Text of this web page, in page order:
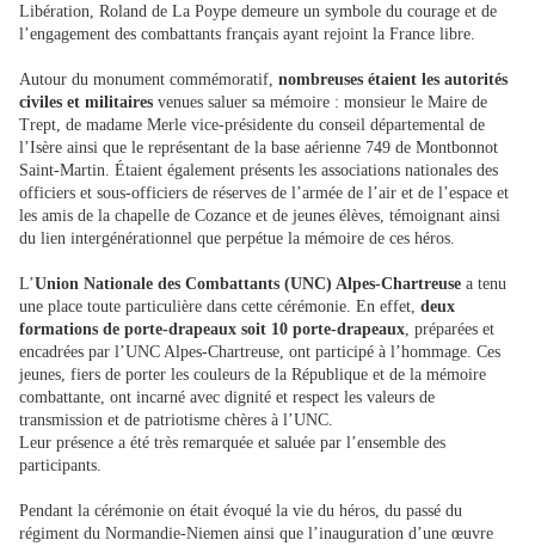
Libération, Roland de La Poype demeure un symbole du courage et de
l’engagement des combattants français ayant rejoint la France libre.
Autour du monument commémoratif, nombreuses étaient les autorités
civiles et militaires venues saluer sa mémoire : monsieur le Maire de
Trept, de madame Merle vice-présidente du conseil départemental de
l’Isère ainsi que le représentant de la base aérienne 749 de Montbonnot
Saint-Martin. Étaient également présents les associations nationales des
officiers et sous-officiers de réserves de l’armée de l’air et de l’espace et
les amis de la chapelle de Cozance et de jeunes élèves, témoignant ainsi
du lien intergénérationnel que perpétue la mémoire de ces héros.
L’Union Nationale des Combattants (UNC) Alpes-Chartreuse a tenu
une place toute particulière dans cette cérémonie. En effet, deux
formations de porte-drapeaux soit 10 porte-drapeaux, préparées et
encadrées par l’UNC Alpes-Chartreuse, ont participé à l’hommage. Ces
jeunes, fiers de porter les couleurs de la République et de la mémoire
combattante, ont incarné avec dignité et respect les valeurs de
transmission et de patriotisme chères à l’UNC.
Leur présence a été très remarquée et saluée par l’ensemble des
participants.
Pendant la cérémonie on était évoqué la vie du héros, du passé du
régiment du Normandie-Niemen ainsi que l’inauguration d’une œuvre